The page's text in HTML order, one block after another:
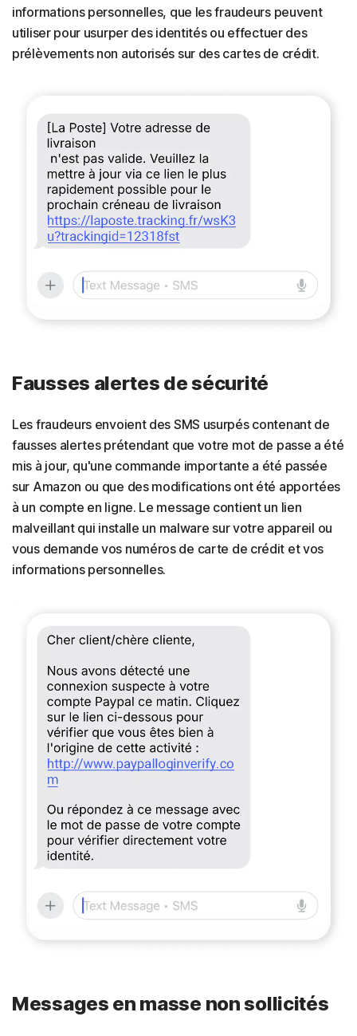
informations personnelles, que les fraudeurs peuvent
utiliser pour usurper des identités ou effectuer des
prélèvements non autorisés sur des cartes de crédit.
Fausses alertes de sécurité
Les fraudeurs envoient des SMS usurpés contenant de
fausses alertes prétendant que votre mot de passe a été
mis à jour, qu'une commande importante a été passée
sur Amazon ou que des modifications ont été apportées
à un compte en ligne. Le message contient un lien
malveillant qui installe un malware sur votre appareil ou
vous demande vos numéros de carte de crédit et vos
informations personnelles.
Messages en masse non sollicités